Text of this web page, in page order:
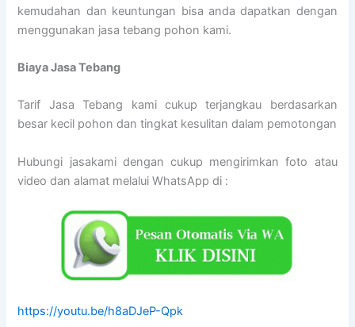
kemudahan dan keuntungan bisa anda dapatkan dengan
menggunakan jasa tebang pohon kami.
Biaya Jasa Tebang
Tarif Jasa Tebang kami cukup terjangkau berdasarkan
besar kecil pohon dan tingkat kesulitan dalam pemotongan
Hubungi jasakami dengan cukup mengirimkan foto atau
video dan alamat melalui WhatsApp di :
https://youtu.be/h8aDJeP-Qpk